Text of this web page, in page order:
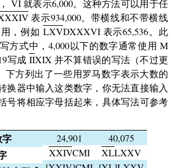
VI就表示6,000。这种方法可以用于任
表示934,000。带横线和不带横线
，例如 LXVDXXXVI 表示65,536。此
方式中，4,000以下的数字通常使用 M
写成 IIXIX 并不算错误的写法（不过更
下方列出了一些用罗马数字表示大数的
换器中输入这类数字，你无法直接输入
号将相应字母括起来，具体写法可参考
字
24,901
XXIVCMI
40,075
XLLXXV